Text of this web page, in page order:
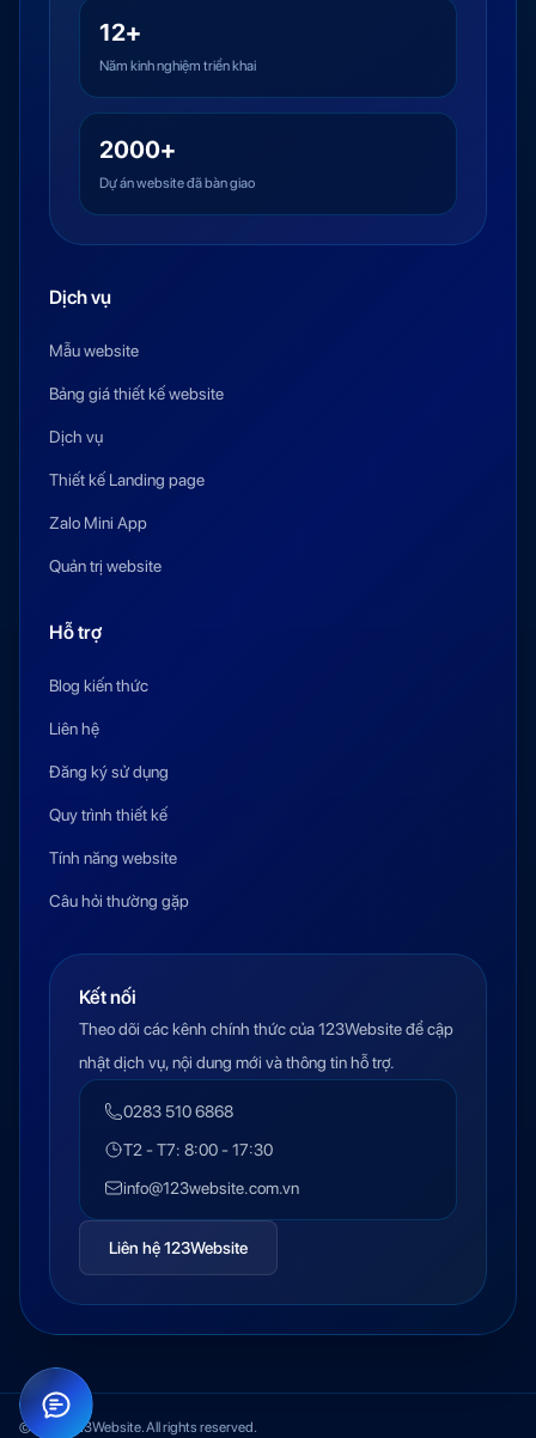
12+
Năm kinh nghiệm triển khai
2000+
Dự án website đã bàn giao
Dịch vụ
Mẫu website
Bảng giá thiết kế website
Dịch vụ
Thiết kế Landing page
Zalo Mini App
Quản trị website
Hỗ trợ
Blog kiến thức
Liên hệ
Đăng ký sử dụng
Quy trình thiết kế
Tính năng website
Câu hỏi thường gặp
Kết nối
Theo dõi các kênh chính thức của 123Website để cập
nhật dịch vụ, nội dung mới và thông tin hỗ trợ.
0283 510 6868
T2 - T7: 8:00 - 17:30
info@123website.com.vn
Liên hệ 123Website
© 2026 123Website. All rights reserved.